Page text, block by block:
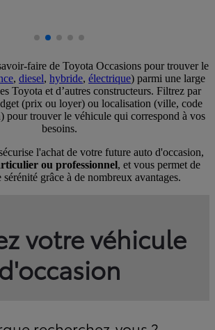
faire de Toyota Occasions pour trouver le
, diesel, hybride, électrique) parmi une large
Toyota et d’autres constructeurs. Filtrez par
(prix ou loyer) ou localisation (ville, code
pour trouver le véhicule qui correspond à vos
besoins.
l'achat de votre future auto d'occasion,
ou professionnel, et vous permet de
grâce à de nombreux avantages.
votre véhicule